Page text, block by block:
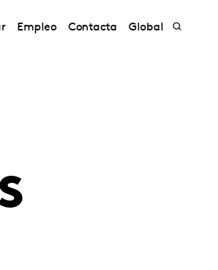
Empleo Contacta Global